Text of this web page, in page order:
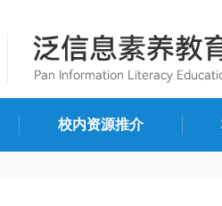
校内资源推介